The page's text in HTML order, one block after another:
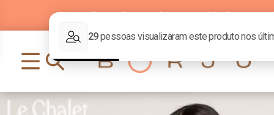
Parcelamentoem até6xsem